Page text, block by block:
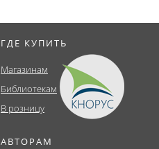
ГДЕ КУПИТЬ
Магазинам
Библиотекам
В розницу
АВТОРАМ